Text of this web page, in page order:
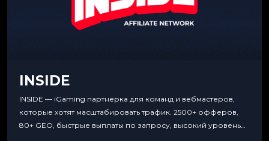
INSIDE
INSIDE — iGaming партнерка для команд и вебмастеров,
которые хотят масштабировать трафик. 2500+ офферов,
80+ GEO, быстрые выплаты по запросу, высокий уровень